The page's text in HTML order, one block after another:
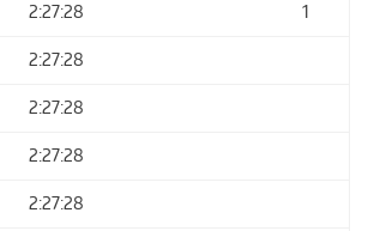
2:27:28 1
2:27:28
2:27:28
2:27:28
2:27:28